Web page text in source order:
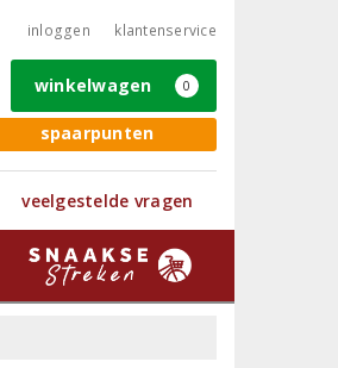
inloggen klantenservice
spaarpunten
winkelwagen 0
veelgestelde vragen